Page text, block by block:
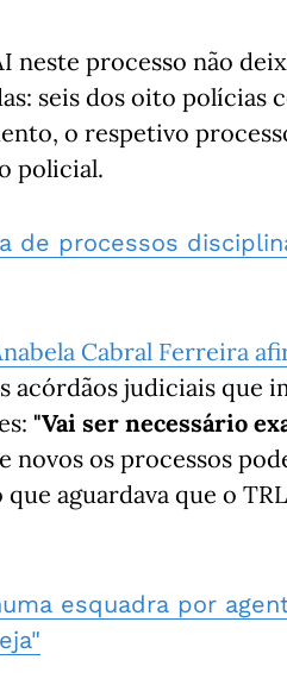
neste processo não
seis dos oito polícias
o respetivo
policial.
de processos
Cabral Ferreira
acórdãos judiciais que
"Vai ser necessário
os processos
aguardava que o
esquadra por